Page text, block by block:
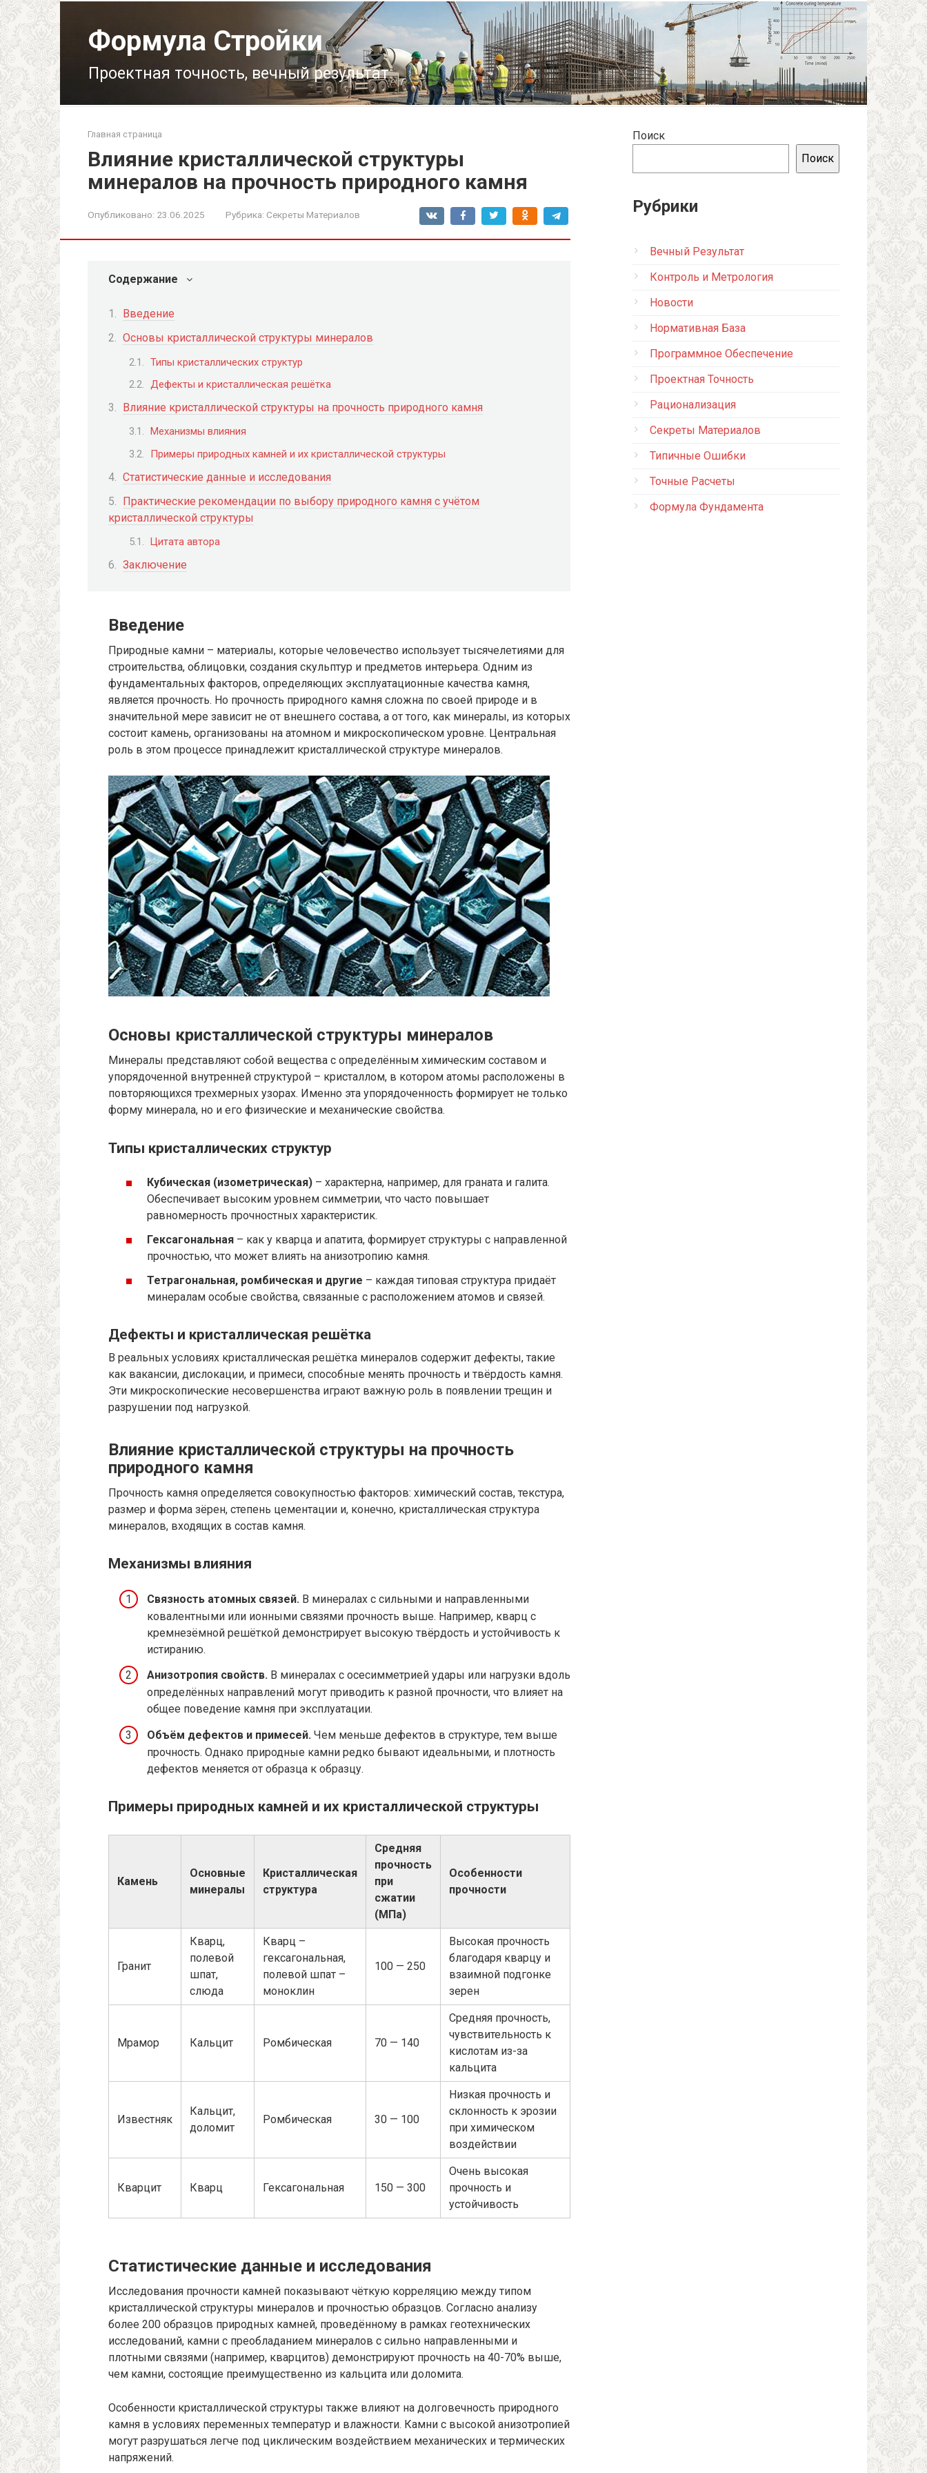
Формула Стройки
Проектная точность, вечный результат
Главная страница
Влияние кристаллической структуры
минералов на прочность природного камня
Опубликовано: 23.06.2025 Рубрика: Секреты Материалов
Содержание
Введение
Основы кристаллической структуры минералов
Типы кристаллических структур
Дефекты и кристаллическая решётка
Влияние кристаллической структуры на прочность природного камня
Механизмы влияния
Примеры природных камней и их кристаллической структуры
Статистические данные и исследования
Практические рекомендации по выбору природного камня с учётом
кристаллической структуры
Цитата автора
Заключение
Введение
Природные камни – материалы, которые человечество использует тысячелетиями для
строительства, облицовки, создания скульптур и предметов интерьера. Одним из
фундаментальных факторов, определяющих эксплуатационные качества камня,
является прочность. Но прочность природного камня сложна по своей природе и в
значительной мере зависит не от внешнего состава, а от того, как минералы, из которых
состоит камень, организованы на атомном и микроскопическом уровне. Центральная
роль в этом процессе принадлежит кристаллической структуре минералов.
Основы кристаллической структуры минералов
Минералы представляют собой вещества с определённым химическим составом и
упорядоченной внутренней структурой – кристаллом, в котором атомы расположены в
повторяющихся трехмерных узорах. Именно эта упорядоченность формирует не только
форму минерала, но и его физические и механические свойства.
Типы кристаллических структур
Кубическая (изометрическая) – характерна, например, для граната и галита.
Обеспечивает высоким уровнем симметрии, что часто повышает
равномерность прочностных характеристик.
Гексагональная – как у кварца и апатита, формирует структуры с направленной
прочностью, что может влиять на анизотропию камня.
Тетрагональная, ромбическая и другие – каждая типовая структура придаёт
минералам особые свойства, связанные с расположением атомов и связей.
Дефекты и кристаллическая решётка
В реальных условиях кристаллическая решётка минералов содержит дефекты, такие
как вакансии, дислокации, и примеси, способные менять прочность и твёрдость камня.
Эти микроскопические несовершенства играют важную роль в появлении трещин и
разрушении под нагрузкой.
Влияние кристаллической структуры на прочность
природного камня
Прочность камня определяется совокупностью факторов: химический состав, текстура,
размер и форма зёрен, степень цементации и, конечно, кристаллическая структура
минералов, входящих в состав камня.
Механизмы влияния
Связность атомных связей. В минералах с сильными и направленными
ковалентными или ионными связями прочность выше. Например, кварц с
кремнезёмной решёткой демонстрирует высокую твёрдость и устойчивость к
истиранию.
Анизотропия свойств. В минералах с осесимметрией удары или нагрузки вдоль
определённых направлений могут приводить к разной прочности, что влияет на
общее поведение камня при эксплуатации.
Объём дефектов и примесей. Чем меньше дефектов в структуре, тем выше
прочность. Однако природные камни редко бывают идеальными, и плотность
дефектов меняется от образца к образцу.
Примеры природных камней и их кристаллической структуры
Камень
Основные
минералы
Кристаллическая
структура
Средняя
прочность
при
сжатии
(МПа)
Особенности
прочности
Гранит
Кварц,
полевой
шпат,
слюда
Кварц –
гексагональная,
полевой шпат –
моноклин
100 — 250
Высокая прочность
благодаря кварцу и
взаимной подгонке
зерен
Мрамор Кальцит Ромбическая 70 — 140
Средняя прочность,
чувствительность к
кислотам из-за
кальцита
Известняк
Кальцит,
доломит
Ромбическая 30 — 100
Низкая прочность и
склонность к эрозии
при химическом
воздействии
Кварцит Кварц Гексагональная 150 — 300
Очень высокая
прочность и
устойчивость
Статистические данные и исследования
Исследования прочности камней показывают чёткую корреляцию между типом
кристаллической структуры минералов и прочностью образцов. Согласно анализу
более 200 образцов природных камней, проведённому в рамках геотехнических
исследований, камни с преобладанием минералов с сильно направленными и
плотными связями (например, кварцитов) демонстрируют прочность на 40-70% выше,
чем камни, состоящие преимущественно из кальцита или доломита.
Особенности кристаллической структуры также влияют на долговечность природного
камня в условиях переменных температур и влажности. Камни с высокой анизотропией
могут разрушаться легче под циклическим воздействием механических и термических
напряжений.
Поиск
Поиск
Рубрики
Вечный Результат
Контроль и Метрология
Новости
Нормативная База
Программное Обеспечение
Проектная Точность
Рационализация
Секреты Материалов
Типичные Ошибки
Точные Расчеты
Формула Фундамента